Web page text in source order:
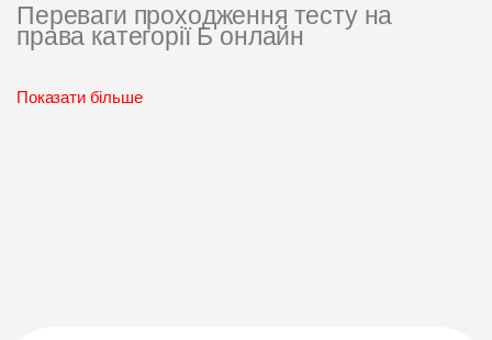
Переваги проходження тесту на
права категорії Б онлайн
Пропонуємо кілька переваг:
Показати більше